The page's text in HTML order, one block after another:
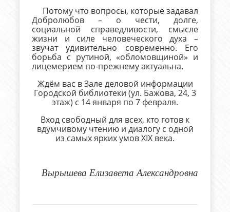
Потому что вопросы, которые задавал
Добролюбов – о чести, долге,
социальной справедливости, смысле
жизни и силе человеческого духа –
звучат удивительно современно. Его
борьба с рутиной, «обломовщиной» и
лицемерием по-прежнему актуальна.
Ждём вас в Зале деловой информации
Городской библиотеки (ул. Бажова, 24, 3
этаж) с 14 января по 7 февраля.
Вход свободный для всех, кто готов к
вдумчивому чтению и диалогу с одной
из самых ярких умов XIX века.
Вырышева Елизавета Александровна